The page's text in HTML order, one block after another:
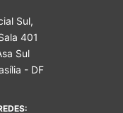
Sul,
401
Sul
- DF